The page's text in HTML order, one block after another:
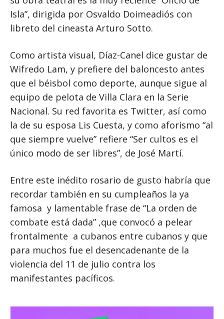
Isla”, dirigida por Osvaldo Doimeadiós con
libreto del cineasta Arturo Sotto.
Como artista visual, Díaz-Canel dice gustar de
Wifredo Lam, y prefiere del baloncesto antes
que el béisbol como deporte, aunque sigue al
equipo de pelota de Villa Clara en la Serie
Nacional. Su red favorita es Twitter, así como
la de su esposa Lis Cuesta, y como aforismo “al
que siempre vuelve” refiere “Ser cultos es el
único modo de ser libres”, de José Martí.
Entre este inédito rosario de gusto habría que
recordar también en su cumpleaños la ya
famosa y lamentable frase de “La orden de
combate está dada” ,que convocó a pelear
frontalmente a cubanos entre cubanos y que
para muchos fue el desencadenante de la
violencia del 11 de julio contra los
manifestantes pacíficos.